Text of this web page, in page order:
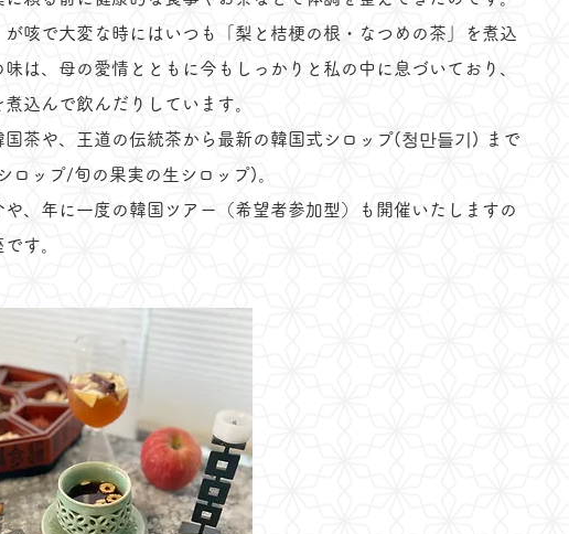
咳で大変な時にはいつも「梨と桔梗の根・なつめの茶」を煮込
は、母の愛情とともに今もしっかりと私の中に息づいており、
込んで飲んだりしています。
茶や、王道の伝統茶から最新の韓国式シロップ(청만들기) まで
ロップ/旬の果実の生シロップ)。
、年に一度の韓国ツアー（希望者参加型）も開催いたしますの
す。